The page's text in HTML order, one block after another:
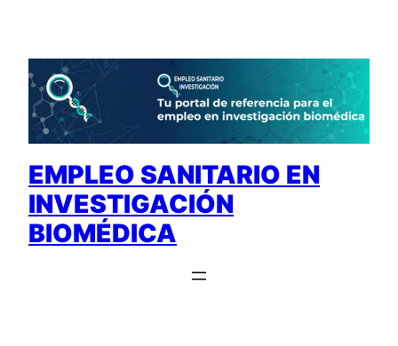
contenido
EMPLEO SANITARIO EN
INVESTIGACIÓN
BIOMÉDICA